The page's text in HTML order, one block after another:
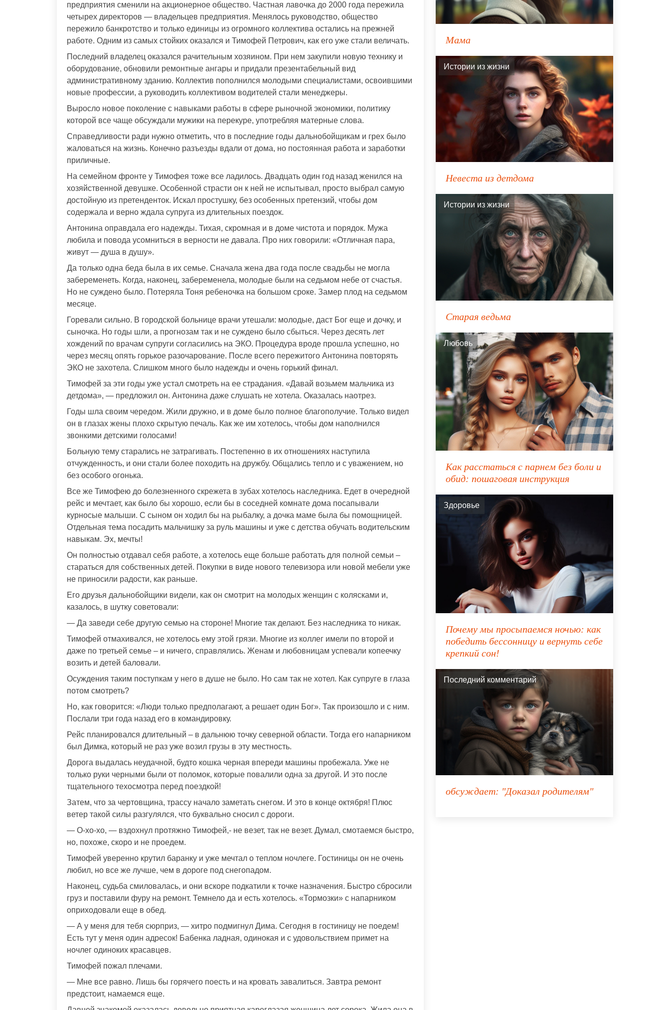
предприятия сменили на акционерное общество. Частная лавочка до 2000 года пережила
четырех директоров — владельцев предприятия. Менялось руководство, общество
пережило банкротство и только единицы из огромного коллектива остались на прежней
работе. Одним из самых стойких оказался и Тимофей Петрович, как его уже стали величать.
Последний владелец оказался рачительным хозяином. При нем закупили новую технику и
оборудование, обновили ремонтные ангары и придали презентабельный вид
административному зданию. Коллектив пополнился молодыми специалистами, освоившими
новые профессии, а руководить коллективом водителей стали менеджеры.
Выросло новое поколение с навыками работы в сфере рыночной экономики, политику
которой все чаще обсуждали мужики на перекуре, употребляя матерные слова.
Справедливости ради нужно отметить, что в последние годы дальнобойщикам и грех было
жаловаться на жизнь. Конечно разъезды вдали от дома, но постоянная работа и заработки
приличные.
На семейном фронте у Тимофея тоже все ладилось. Двадцать один год назад женился на
хозяйственной девушке. Особенной страсти он к ней не испытывал, просто выбрал самую
достойную из претенденток. Искал простушку, без особенных претензий, чтобы дом
содержала и верно ждала супруга из длительных поездок.
Антонина оправдала его надежды. Тихая, скромная и в доме чистота и порядок. Мужа
любила и повода усомниться в верности не давала. Про них говорили: «Отличная пара,
живут — душа в душу».
Да только одна беда была в их семье. Сначала жена два года после свадьбы не могла
забеременеть. Когда, наконец, забеременела, молодые были на седьмом небе от счастья.
Но не суждено было. Потеряла Тоня ребеночка на большом сроке. Замер плод на седьмом
месяце.
Горевали сильно. В городской больнице врачи утешали: молодые, даст Бог еще и дочку, и
сыночка. Но годы шли, а прогнозам так и не суждено было сбыться. Через десять лет
хождений по врачам супруги согласились на ЭКО. Процедура вроде прошла успешно, но
через месяц опять горькое разочарование. После всего пережитого Антонина повторять
ЭКО не захотела. Слишком много было надежды и очень горький финал.
Тимофей за эти годы уже устал смотреть на ее страдания. «Давай возьмем мальчика из
детдома», — предложил он. Антонина даже слушать не хотела. Оказалась наотрез.
Годы шла своим чередом. Жили дружно, и в доме было полное благополучие. Только видел
он в глазах жены плохо скрытую печаль. Как же им хотелось, чтобы дом наполнился
звонкими детскими голосами!
Больную тему старались не затрагивать. Постепенно в их отношениях наступила
отчужденность, и они стали более походить на дружбу. Общались тепло и с уважением, но
без особого огонька.
Все же Тимофею до болезненного скрежета в зубах хотелось наследника. Едет в очередной
рейс и мечтает, как было бы хорошо, если бы в соседней комнате дома посапывали
курносые малыши. С сыном он ходил бы на рыбалку, а дочка маме была бы помощницей.
Отдельная тема посадить мальчишку за руль машины и уже с детства обучать водительским
навыкам. Эх, мечты!
Он полностью отдавал себя работе, а хотелось еще больше работать для полной семьи –
стараться для собственных детей. Покупки в виде нового телевизора или новой мебели уже
не приносили радости, как раньше.
Его друзья дальнобойщики видели, как он смотрит на молодых женщин с колясками и,
казалось, в шутку советовали:
— Да заведи себе другую семью на стороне! Многие так делают. Без наследника то никак.
Тимофей отмахивался, не хотелось ему этой грязи. Многие из коллег имели по второй и
даже по третьей семье – и ничего, справлялись. Женам и любовницам успевали копеечку
возить и детей баловали.
Осуждения таким поступкам у него в душе не было. Но сам так не хотел. Как супруге в глаза
потом смотреть?
Но, как говорится: «Люди только предполагают, а решает один Бог». Так произошло и с ним.
Послали три года назад его в командировку.
Рейс планировался длительный – в дальнюю точку северной области. Тогда его напарником
был Димка, который не раз уже возил грузы в эту местность.
Дорога выдалась неудачной, будто кошка черная впереди машины пробежала. Уже не
только руки черными были от поломок, которые повалили одна за другой. И это после
тщательного техосмотра перед поездкой!
Затем, что за чертовщина, трассу начало заметать снегом. И это в конце октября! Плюс
ветер такой силы разгулялся, что буквально сносил с дороги.
— О-хо-хо, — вздохнул протяжно Тимофей,- не везет, так не везет. Думал, смотаемся быстро,
но, похоже, скоро и не проедем.
Тимофей уверенно крутил баранку и уже мечтал о теплом ночлеге. Гостиницы он не очень
любил, но все же лучше, чем в дороге под снегопадом.
Наконец, судьба смиловалась, и они вскоре подкатили к точке назначения. Быстро сбросили
груз и поставили фуру на ремонт. Темнело да и есть хотелось. «Тормозки» с напарником
оприходовали еще в обед.
— А у меня для тебя сюрприз, — хитро подмигнул Дима. Сегодня в гостиницу не поедем!
Есть тут у меня один адресок! Бабенка ладная, одинокая и с удовольствием примет на
ночлег одиноких красавцев.
Тимофей пожал плечами.
— Мне все равно. Лишь бы горячего поесть и на кровать завалиться. Завтра ремонт
предстоит, намаемся еще.
Мама
Истории из жизни
Невеста из детдома
Истории из жизни
Старая ведьма
Любовь
Как расстаться с парнем без боли и
обид: пошаговая инструкция
Здоровье
Почему мы просыпаемся ночью: как
победить бессонницу и вернуть себе
крепкий сон!
Последний комментарий
обсуждает: "Доказал родителям"